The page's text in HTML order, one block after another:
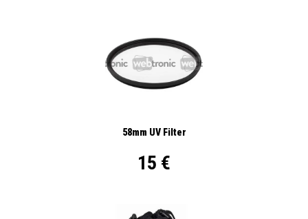
58mm UV Filter
15 €